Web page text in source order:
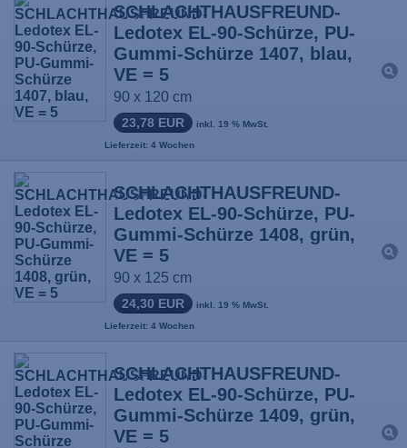
SCHLACHTHAUSFREUND-
Ledotex EL-90-Schürze, PU-
Gummi-Schürze 1407, blau,
VE = 5
90 x 120 cm
23,78 EUR inkl. 19 % MwSt.
Lieferzeit: 4 Wochen
SCHLACHTHAUSFREUND-
Ledotex EL-90-Schürze, PU-
Gummi-Schürze 1408, grün,
VE = 5
90 x 125 cm
24,30 EUR inkl. 19 % MwSt.
Lieferzeit: 4 Wochen
SCHLACHTHAUSFREUND-
Ledotex EL-90-Schürze, PU-
Gummi-Schürze 1409, grün,
VE = 5